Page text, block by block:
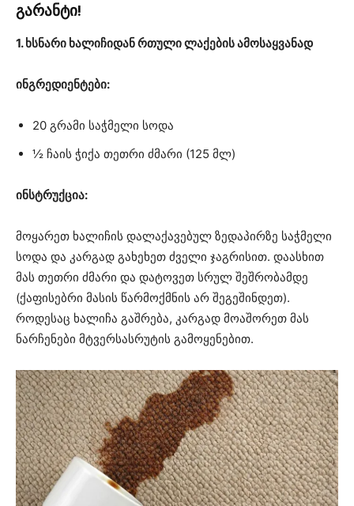
გარანტი!
1. ხსნარი ხალიჩიდან რთული ლაქების ამოსაყვანად
ინგრედიენტები:
20 გრამი საჭმელი სოდა
½ ჩაის ჭიქა თეთრი ძმარი (125 მლ)
ინსტრუქცია:
მოყარეთ ხალიჩის დალაქავებულ ზედაპირზე საჭმელი
სოდა და კარგად გახეხეთ ძველი ჯაგრისით. დაასხით
მას თეთრი ძმარი და დატოვეთ სრულ შეშრობამდე
(ქაფისებრი მასის წარმოქმნის არ შეგეშინდეთ).
როდესაც ხალიჩა გაშრება, კარგად მოაშორეთ მას
ნარჩენები მტვერსასრუტის გამოყენებით.